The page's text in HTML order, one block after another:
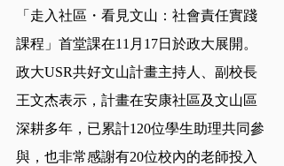
「走入社區・看見文山：社會責任實踐
課程」首堂課在11月17日於政大展開。
政大USR共好文山計畫主持人、副校長
王文杰表示，計畫在安康社區及文山區
深耕多年，已累計120位學生助理共同參
與，也非常感謝有20位校內的老師投入